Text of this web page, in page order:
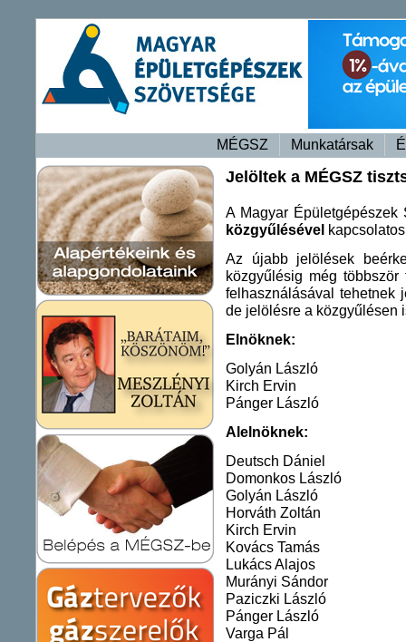
MÉGSZ Munkatársak
Jelöltek a MÉGSZ
A Magyar
közgyűlésével
Az újabb jelölések
közgyűlésig még
felhasználásával tehetnek
de jelölésre a közgyűlésen
Golyán László
Kirch Ervin
Pánger László
Alelnöknek:
Deutsch Dániel
Domonkos László
Golyán László
Horváth Zoltán
Kirch Ervin
Kovács Tamás
Lukács Alajos
Murányi Sándor
Paziczki László
Pánger László
Varga Pál